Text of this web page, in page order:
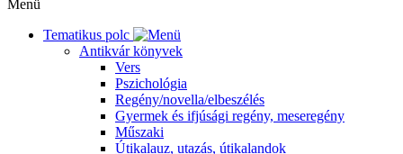
Menü
Tematikus polc
Antikvár könyvek
Vers
Pszichológia
Regény/novella/elbeszélés
Gyermek és ifjúsági regény, meseregény
Műszaki
Útikalauz, utazás, útikalandok